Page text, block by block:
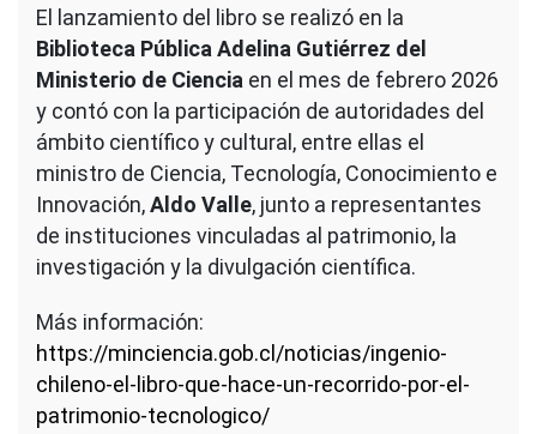
El lanzamiento del libro se realizó en la
Biblioteca Pública Adelina Gutiérrez del
Ministerio de Ciencia en el mes de febrero 2026
y contó con la participación de autoridades del
ámbito científico y cultural, entre ellas el
ministro de Ciencia, Tecnología, Conocimiento e
Innovación,Aldo Valle, junto a representantes
de instituciones vinculadas al patrimonio, la
investigación y la divulgación científica.
Más información:
https://minciencia.gob.cl/noticias/ingenio-
chileno-el-libro-que-hace-un-recorrido-por-el-
patrimonio-tecnologico/